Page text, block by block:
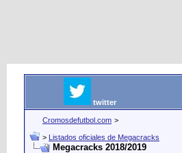
twitter
Cromosdefutbol.com >
> Listados oficiales de Megacracks
Megacracks 2018/2019